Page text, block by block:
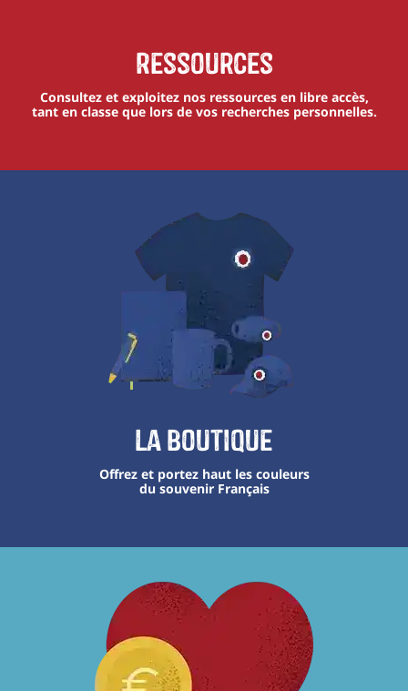
Ressources
Consultez et exploitez nos ressources en libre accès,
tant en classe que lors de vos recherches personnelles.
La boutique
Offrez et portez haut les couleurs
du souvenir Français